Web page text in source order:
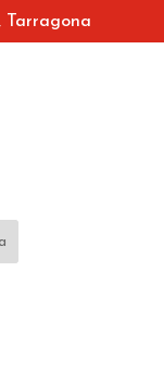
Tarragona